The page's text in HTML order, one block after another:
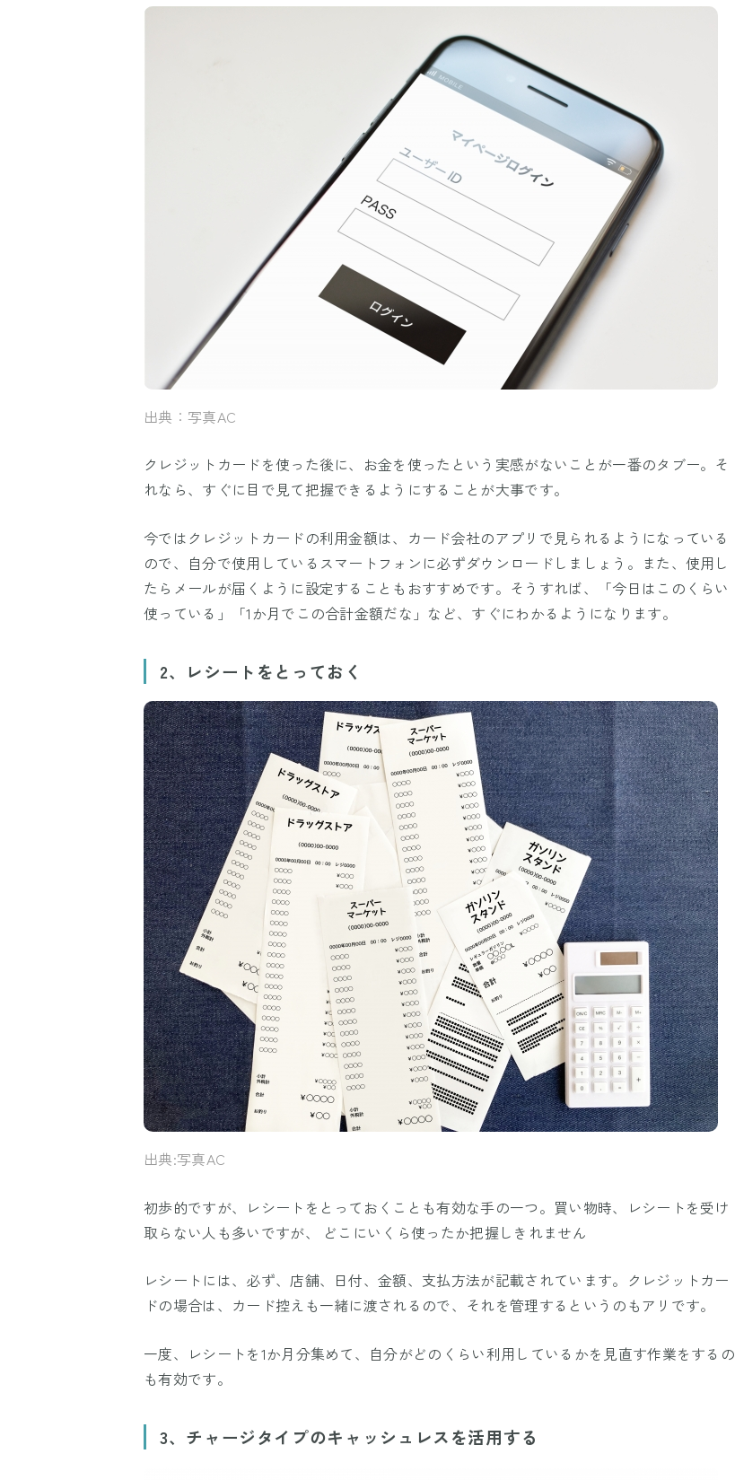
出典：写真AC
クレジットカードを使った後に、お金を使ったという実感がないことが一番のタブー。そ
れなら、すぐに目で見て把握できるようにすることが大事です。
今ではクレジットカードの利用金額は、カード会社のアプリで見られるようになっている
ので、自分で使用しているスマートフォンに必ずダウンロードしましょう。また、使用し
たらメールが届くように設定することもおすすめです。そうすれば、「今日はこのくらい
使っている」「1か月でこの合計金額だな」など、すぐにわかるようになります。
2、レシートをとっておく
出典:写真AC
初歩的ですが、レシートをとっておくことも有効な手の一つ。買い物時、レシートを受け
取らない人も多いですが、 どこにいくら使ったか把握しきれません
レシートには、必ず、店舗、日付、金額、支払方法が記載されています。クレジットカー
ドの場合は、カード控えも一緒に渡されるので、それを管理するというのもアリです。
一度、レシートを1か月分集めて、自分がどのくらい利用しているかを見直す作業をするの
も有効です。
3、チャージタイプのキャッシュレスを活用する